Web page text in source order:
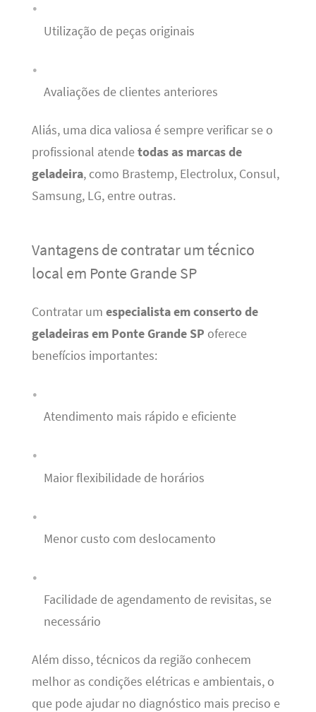
Utilização de peças originais
Avaliações de clientes anteriores
Aliás, uma dica valiosa é sempre verificar se o
profissional atendetodas as marcas de
geladeira, como Brastemp, Electrolux, Consul,
Samsung, LG, entre outras.
Vantagens de contratar um técnico
local em Ponte Grande SP
Contratar um especialista em conserto de
geladeiras em Ponte Grande SP oferece
benefícios importantes:
Atendimento mais rápido e eficiente
Maior flexibilidade de horários
Menor custo com deslocamento
Facilidade de agendamento de revisitas, se
necessário
Além disso, técnicos da região conhecem
melhor as condições elétricas e ambientais, o
que pode ajudar no diagnóstico mais preciso e